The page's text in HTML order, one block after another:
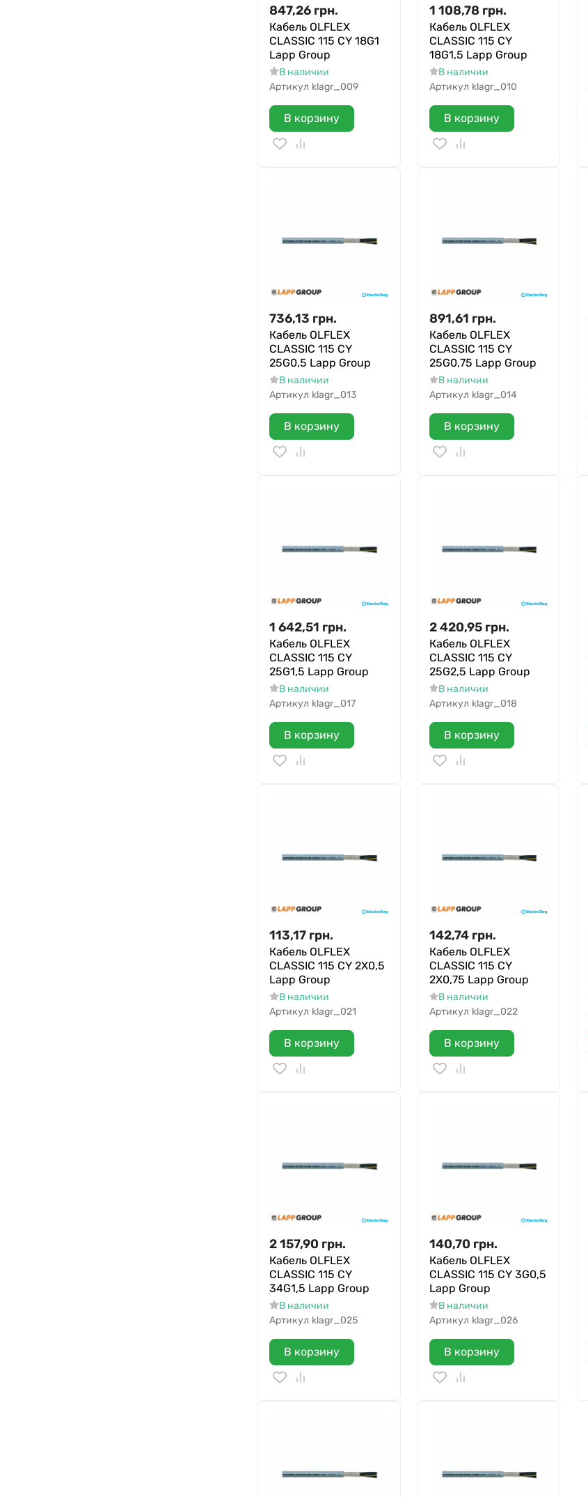
847,26 грн.
Кабель OLFLEX
CLASSIC 115 CY 18G1
Lapp Group
В наличии
Артикул klagr_009
В корзину
1 108,78 грн.
Кабель OLFLEX
CLASSIC 115 CY
18G1,5 Lapp Group
В наличии
Артикул klagr_010
В корзину
736,13 грн.
Кабель OLFLEX
CLASSIC 115 CY
25G0,5 Lapp Group
В наличии
Артикул klagr_013
В корзину
891,61 грн.
Кабель OLFLEX
CLASSIC 115 CY
25G0,75 Lapp Group
В наличии
Артикул klagr_014
В корзину
1 642,51 грн.
Кабель OLFLEX
CLASSIC 115 CY
25G1,5 Lapp Group
В наличии
Артикул klagr_017
В корзину
2 420,95 грн.
Кабель OLFLEX
CLASSIC 115 CY
25G2,5 Lapp Group
В наличии
Артикул klagr_018
В корзину
113,17 грн.
Кабель OLFLEX
CLASSIC 115 CY 2X0,5
Lapp Group
В наличии
Артикул klagr_021
В корзину
142,74 грн.
Кабель OLFLEX
CLASSIC 115 CY
2X0,75 Lapp Group
В наличии
Артикул klagr_022
В корзину
2 157,90 грн.
Кабель OLFLEX
CLASSIC 115 CY
34G1,5 Lapp Group
В наличии
Артикул klagr_025
В корзину
140,70 грн.
Кабель OLFLEX
CLASSIC 115 CY 3G0,5
Lapp Group
В наличии
Артикул klagr_026
В корзину